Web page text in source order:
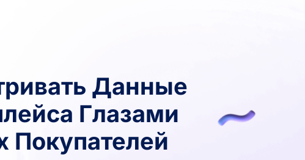
Данные
Глазами
Покупателей